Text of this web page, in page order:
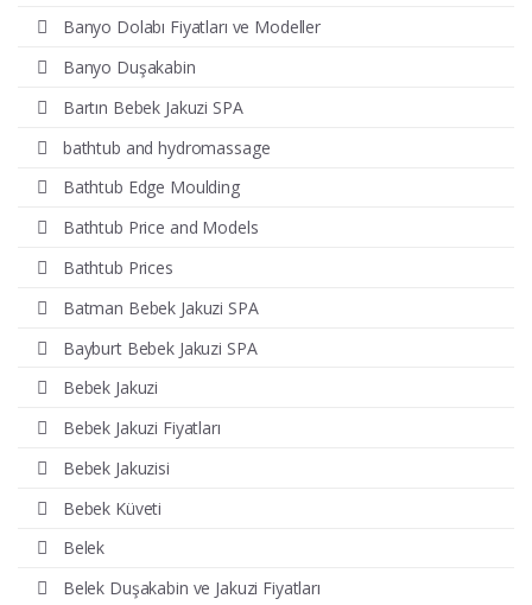
Banyo Dolabı Fiyatları ve Modeller
Banyo Duşakabin
Bartın Bebek Jakuzi SPA
bathtub and hydromassage
Bathtub Edge Moulding
Bathtub Price and Models
Bathtub Prices
Batman Bebek Jakuzi SPA
Bayburt Bebek Jakuzi SPA
Bebek Jakuzi
Bebek Jakuzi Fiyatları
Bebek Jakuzisi
Bebek Küveti
Belek
Belek Duşakabin ve Jakuzi Fiyatları